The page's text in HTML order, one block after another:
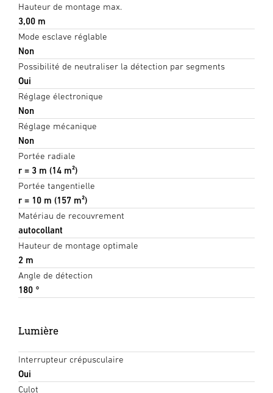
Hauteur de montage max.
3,00 m
Mode esclave réglable
Non
Possibilité de neutraliser la détection par segments
Oui
Réglage électronique
Non
Réglage mécanique
Non
Portée radiale
r = 3 m (14 m²)
Portée tangentielle
r = 10 m (157 m²)
Matériau de recouvrement
autocollant
Hauteur de montage optimale
2 m
Angle de détection
180 °
Lumière
Interrupteur crépusculaire
Oui
Culot